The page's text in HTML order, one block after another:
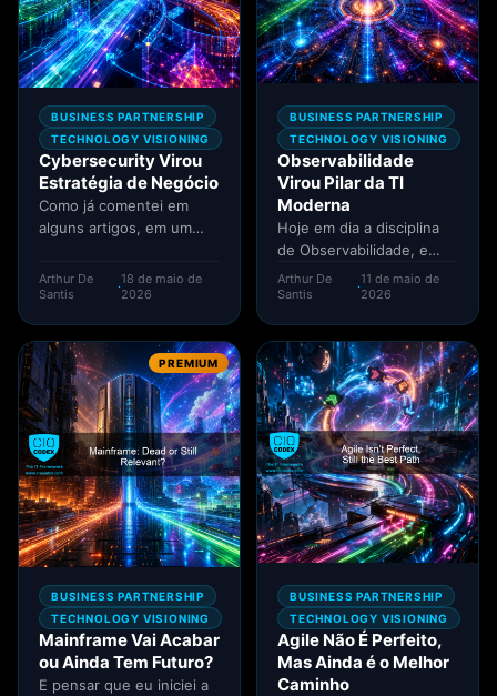
BUSINESS PARTNERSHIP
TECHNOLOGY VISIONING
Cybersecurity Virou
Estratégia de Negócio
Como já comentei em
alguns artigos, em um
digital, nada mais
natural...
Arthur De
Santis
·18 de maio de
2026
BUSINESS PARTNERSHIP
TECHNOLOGY VISIONING
Observabilidade
Virou Pilar da TI
Moderna
Hoje em dia a disciplina
de Observabilidade, e
diria que de forma mais
ampla, as próprias...
Arthur De
Santis
·11 de maio de
2026
PREMIUM
BUSINESS PARTNERSHIP
TECHNOLOGY VISIONING
Mainframe Vai Acabar
ou Ainda Tem Futuro?
E pensar que eu iniciei a
BUSINESS PARTNERSHIP
TECHNOLOGY VISIONING
Agile Não É Perfeito,
Mas Ainda é o Melhor
Caminho